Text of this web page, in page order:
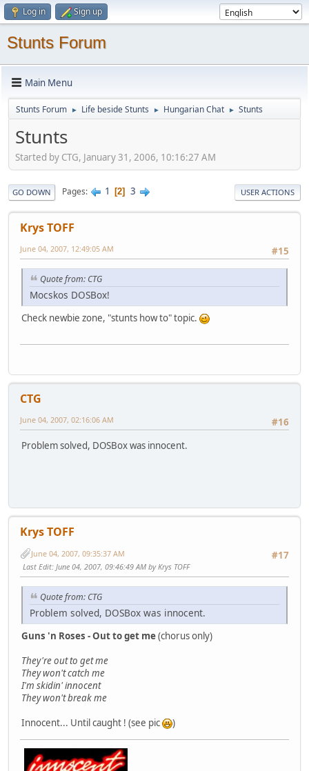
Log in Sign up
Stunts Forum
Main Menu
Stunts Forum ► Life beside Stunts ► Hungarian Chat ► Stunts
Stunts
Started by CTG, January 31, 2006, 10:16:27 AM
GO DOWN Pages 1 2 3 USER ACTIONS
Krys TOFF
#15
June 04, 2007, 12:49:05 AM
Quote from: CTG
Mocskos DOSBox!
Check newbie zone, "stunts how to" topic.
CTG
#16
June 04, 2007, 02:16:06 AM
Problem solved, DOSBox was innocent.
Krys TOFF
#17
June 04, 2007, 09:35:37 AM
Last Edit: June 04, 2007, 09:46:49 AM by Krys TOFF
Quote from: CTG
Problem solved, DOSBox was innocent.
Guns 'n Roses - Out to get me(chorus only)
They're out to get me
They won't catch me
I'm skidin' innocent
They won't break me
Innocent... Until caught ! (see pic
)